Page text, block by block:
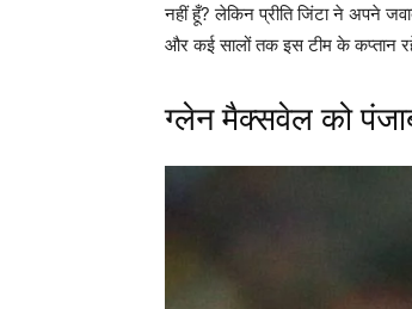
नहीं हूँ? लेकिन प्रीति जिंटा ने अपने
और कई सालों तक इस टीम के कप्तान
ग्लेन मैक्सवेल को